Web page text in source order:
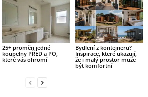
25+ proměn jedné
koupelny PŘED a PO,
které vás ohromí
Bydlení z kontejneru?
Inspirace, které ukazují,
že i malý prostor může
být komfortní